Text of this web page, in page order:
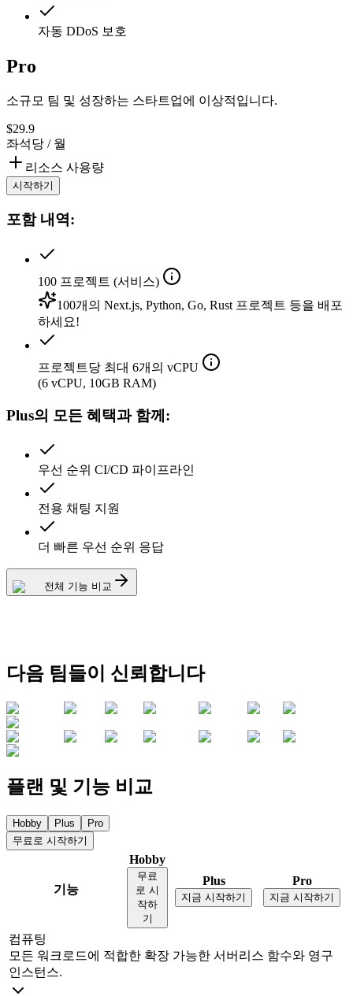
자동 DDoS 보호
Pro
소규모 팀 및 성장하는 스타트업에 이상적입니다.
$29.9
좌석당 / 월
리소스 사용량
시작하기
포함 내역:
100 프로젝트 (서비스)
100개의 Next.js, Python, Go, Rust 프로젝트 등을 배포
하세요!
프로젝트당 최대 6개의 vCPU
(6 vCPU, 10GB RAM)
Plus의 모든 혜택과 함께:
우선 순위 CI/CD 파이프라인
전용 채팅 지원
더 빠른 우선 순위 응답
전체 기능 비교
다음 팀들이 신뢰합니다
플랜 및 기능 비교
Hobby Plus
Pro
무료로 시작하기
기능
Hobby
무료
로 시
작하
기
Plus
지금 시작하기
Pro
지금 시작하기
컴퓨팅
모든 워크로드에 적합한 확장 가능한 서버리스 함수와 영구
인스턴스.